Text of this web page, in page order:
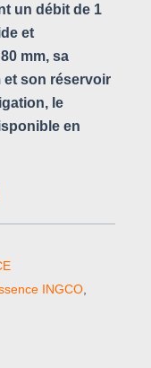
un débit de 1
et
mm, sa
et son réservoir
le
en
INGCO,